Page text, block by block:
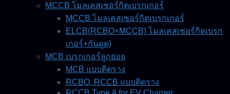
MCCB โมลเคสเซอร์กิตเบรกเกอร์
MCCB โมลเคสเซอร์กิตเบรกเกอร์
ELCB(RCBO+MCCB) โมลเคสเซอร์กิตเบรก
เกอร์+กันดูด)
MCB เบรกเกอร์ลูกย่อย
MCB แบบติดราง
RCBO, RCCB แบบติดราง